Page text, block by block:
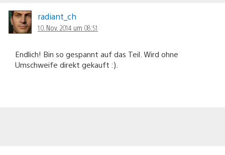
radiant_ch
10. Nov. 2014 um 08:51
Endlich! Bin so gespannt auf das Teil. Wird ohne
Umschweife direkt gekauft :).